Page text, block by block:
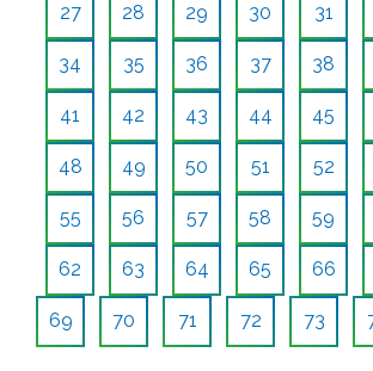
27 28 29 30 31
34 35 36 37 38
41 42 43 44 45
48 49 50 51 52
55 56 57 58 59
62 63 64 65 66
69 70 71 72 73